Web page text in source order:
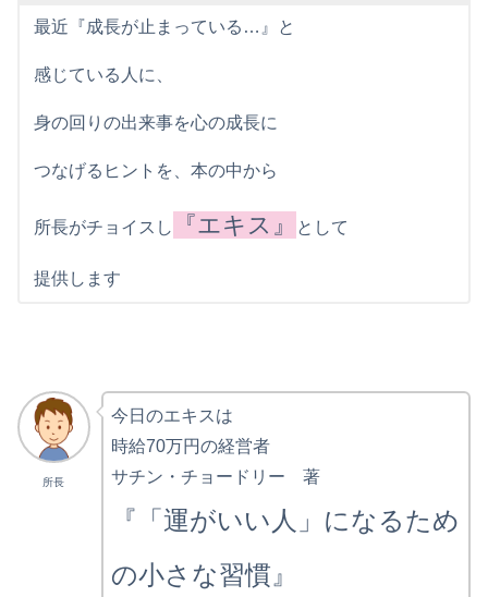
最近『成長が止まっている…』と
感じている人に、
身の回りの出来事を心の成長に
つなげるヒントを、本の中から
所長がチョイスし 『エキス』 として
提供します
所長
今日のエキスは
時給70万円の経営者
サチン・チョードリー 著
『「運がいい人」になるため
の小さな習慣』